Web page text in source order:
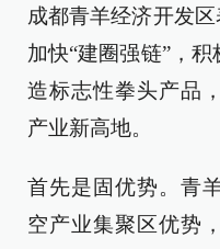
成都青羊经济开发区
加快“建圈强链”，
造标志性拳头产品
产业新高地。
首先是固优势。青
空产业集聚区优势